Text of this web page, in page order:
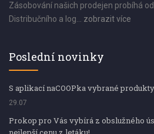
Zásobování našich prodejen probíhá
Distribučního a log... zobrazit více
Poslední novinky
S aplikací naCOOPka vybrané
29.07
Prokop pro Vás vybírá z obslužného